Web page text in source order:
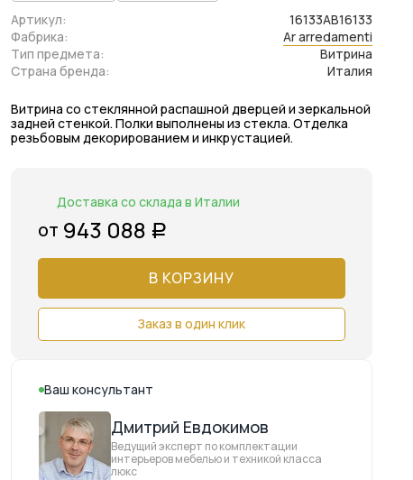
Фабрика: Ar arredamenti
Артикул:
16133AB16133
Тип предмета:
Витрина
Страна бренда:
Италия
Витрина со стеклянной распашной дверцей и зеркальной
задней стенкой. Полки выполнены из стекла. Отделка
резьбовым декорированием и инкрустацией.
Доставка со склада в Италии
от 943 088 Р
В КОРЗИНУ
Заказ в один клик
Ваш консультант
Дмитрий Евдокимов
Ведущий эксперт по комплектации
интерьеров мебелью и техникой класса
люкс